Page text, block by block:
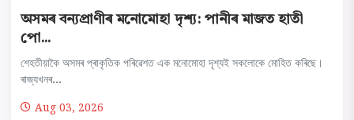
অসমৰ বন্যপ্ৰাণীৰ মনোমোহা দৃশ্য: পানীৰ মাজত হাতী
পো...
শেহতীয়াকৈ অসমৰ প্ৰাকৃতিক পৰিৱেশত এক মনোমোহা দৃশ্যই সকলোকে মোহিত কৰিছে।
ৰাজ্যখনৰ...
Aug 03, 2026